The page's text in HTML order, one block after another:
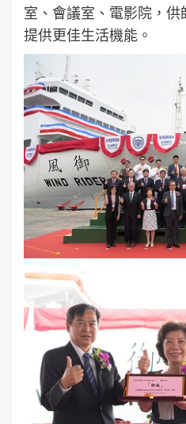
室、會議室、電影院，供
提供更佳生活機能。